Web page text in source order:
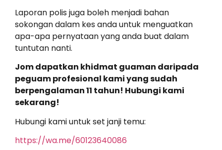
Laporan polis juga boleh menjadi bahan
sokongan dalam kes anda untuk menguatkan
apa-apa pernyataan yang anda buat dalam
tuntutan nanti.
Jom dapatkan khidmat guaman daripada
peguam profesional kami yang sudah
berpengalaman 11 tahun! Hubungi kami
sekarang!
Hubungi kami untuk set janji temu:
https://wa.me/60123640086